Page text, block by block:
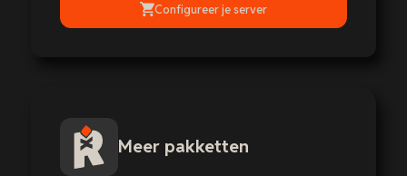
Configureer je server
Meer pakketten